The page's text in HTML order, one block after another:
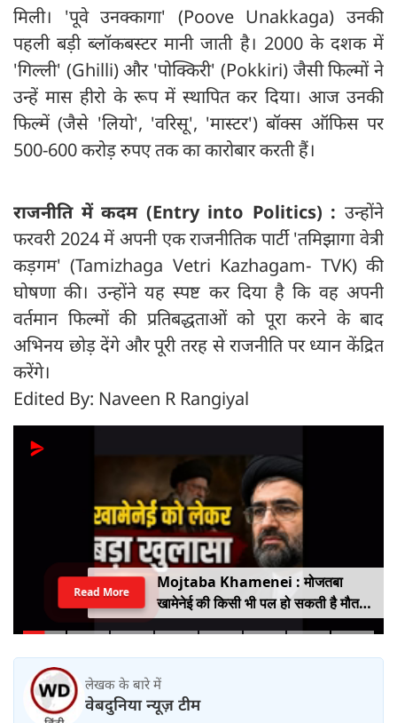
मिली। 'पूवे उनक्कागा' (Poove Unakkaga) उनकी
पहली बड़ी ब्लॉकबस्टर मानी जाती है। 2000 के दशक में
'गिल्ली' (Ghilli) और 'पोक्किरी' (Pokkiri) जैसी फिल्मों ने
उन्हें मास हीरो के रूप में स्थापित कर दिया। आज उनकी
फिल्में (जैसे 'लियो', 'वरिसू', 'मास्टर') बॉक्स ऑफिस पर
500-600 करोड़ रुपए तक का कारोबार करती हैं।
राजनीति में कदम (Entry into Politics) :उन्‍होंने
फरवरी 2024 में अपनी एक राजनीतिक पार्टी 'तमिझागा वेत्री
कड़गम' (Tamizhaga Vetri Kazhagam- TVK) की
घोषणा की। उन्होंने यह स्पष्ट कर दिया है कि वह अपनी
वर्तमान फिल्मों की प्रतिबद्धताओं को पूरा करने के बाद
अभिनय छोड़ देंगे और पूरी तरह से राजनीति पर ध्यान केंद्रित
करेंगे।
Edited By: Naveen R Rangiyal
Mojtaba Khamenei : मोजतबा
खामेनेई की किसी भी पल हो सकती है मौत,
इजराइली मीडिया के दावे के बीच सामने आया
Read More
लेखक के बारे में
वेबदुनिया न्यूज़ टीम